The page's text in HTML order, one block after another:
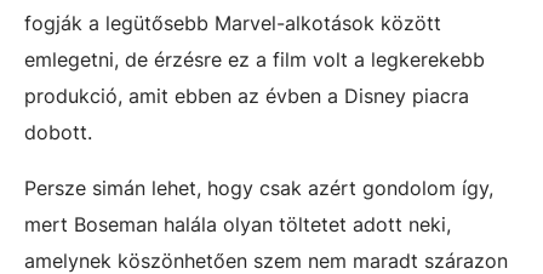
fogják a legütősebb Marvel-alkotások között
emlegetni, de érzésre ez a film volt a legkerekebb
produkció, amit ebben az évben a Disney piacra
dobott.
Persze simán lehet, hogy csak azért gondolom így,
mert Boseman halála olyan töltetet adott neki,
amelynek köszönhetően szem nem maradt szárazon